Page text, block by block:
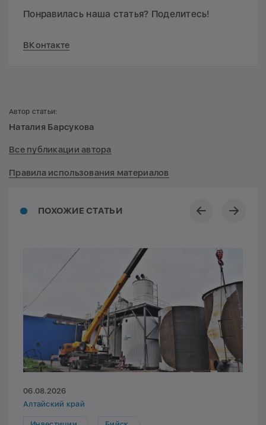
Понравилась наша статья? Поделитесь!
ВКонтакте
ПОХОЖИЕ СТАТЬИ
06.08.2026
Алтайский край
Автор статьи:
Наталия Барсукова
Все публикации автора
Правила использования материалов